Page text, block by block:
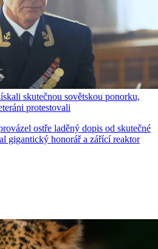
skutečnou sovětskou ponorku,
protestovali
ostře laděný dopis od skutečné
gigantický honorář a zářící reaktor